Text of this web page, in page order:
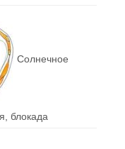
Солнечное
блокада